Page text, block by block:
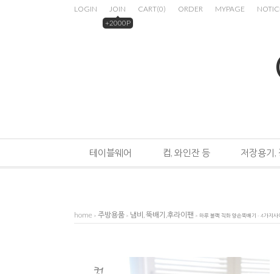
LOGIN
JOIN
+2000P
CART(0) ORDER MYPAGE
테이블웨어 컵, 와인잔 등 저장용기,
home > 주방용품 > 냄비, 뚝배기,후라이팬 > 하루 블랙 직화 양손뚝배기 - 4가지사